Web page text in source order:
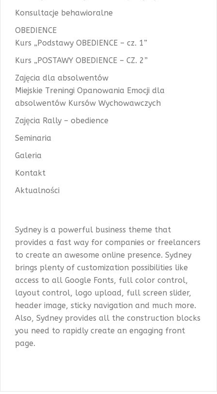
Konsultacje behawioralne
OBEDIENCE
Kurs „Podstawy OBEDIENCE – cz. 1”
Kurs „POSTAWY OBEDIENCE – CZ. 2”
Zajęcia dla absolwentów
Miejskie Treningi Opanowania Emocji dla
absolwentów Kursów Wychowawczych
Zajęcia Rally – obedience
Seminaria
Galeria
Kontakt
Aktualności
Sydney is a powerful business theme that
provides a fast way for companies or freelancers
to create an awesome online presence. Sydney
brings plenty of customization possibilities like
access to all Google Fonts, full color control,
layout control, logo upload, full screen slider,
header image, sticky navigation and much more.
Also, Sydney provides all the construction blocks
you need to rapidly create an engaging front
page.